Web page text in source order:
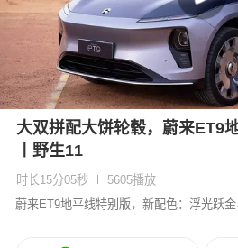
大双拼配大饼轮毂，蔚来ET9
丨野生11
时长15分05秒 5605播放